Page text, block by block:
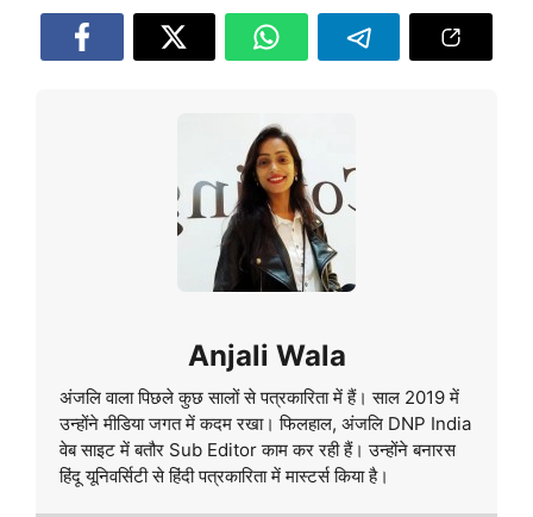
Anjali Wala
अंजलि वाला पिछले कुछ सालों से पत्रकारिता में हैं। साल 2019 में
उन्होंने मीडिया जगत में कदम रखा। फिलहाल, अंजलि DNP India
वेब साइट में बतौर Sub Editor काम कर रही हैं। उन्होंने बनारस
हिंदू यूनिवर्सिटी से हिंदी पत्रकारिता में मास्टर्स किया है।